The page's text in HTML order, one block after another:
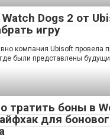
Dogs 2 от
игру
компания Ubisoft провела
были представлены
тратить боны в
для